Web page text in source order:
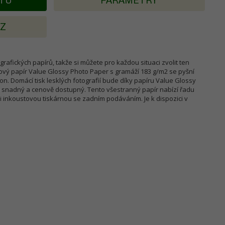
papírů, takže si můžete pro každou situaci zvolit ten
papír Value Glossy Photo Paper s gramáží 183 g/m2 se pyšní
Domácí tisk lesklých fotografií bude díky papíru Value Glossy
a cenově dostupný. Tento všestranný papír nabízí řadu
tiskárnou se zadním podáváním. Je k dispozici v